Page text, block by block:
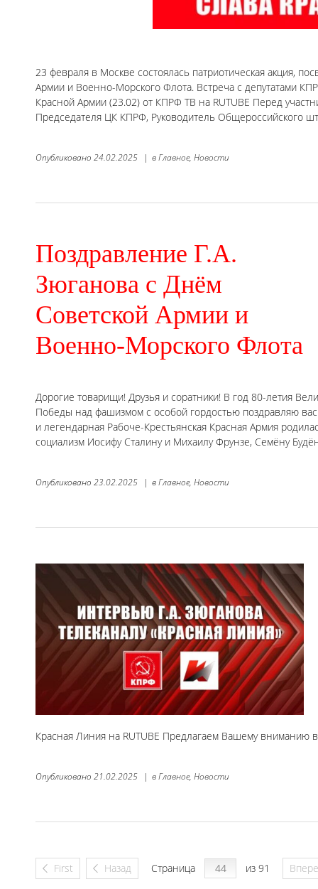
23 февраля в Москве состоялась патриотическая акция,
Армии и Военно-Морского Флота. Встреча с депутатами
Красной Армии (23.02) от КПРФ ТВ на RUTUBE Перед
Председателя ЦК КПРФ, Руководитель Общероссийского
Опубликовано 24.02.2025 | вГлавное, Новости
Поздравление Г.А.
Зюганова с Днём
Советской Армии и
Военно-Морского Флота
Дорогие товарищи! Друзья и соратники! В год 80-летия
Победы над фашизмом с особой гордостью поздравляю
и легендарная Рабоче-Крестьянская Красная Армия
социализм Иосифу Сталину и Михаилу Фрунзе, Семёну
Опубликовано 23.02.2025 | вГлавное, Новости
Красная Линия на RUTUBE Предлагаем Вашему вниманию
Опубликовано 21.02.2025 | вГлавное, Новости
First Назад Страница из 91